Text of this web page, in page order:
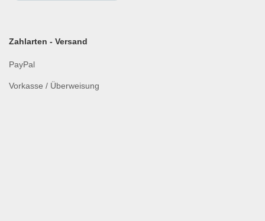
Zahlarten - Versand
PayPal
Vorkasse / Überweisung